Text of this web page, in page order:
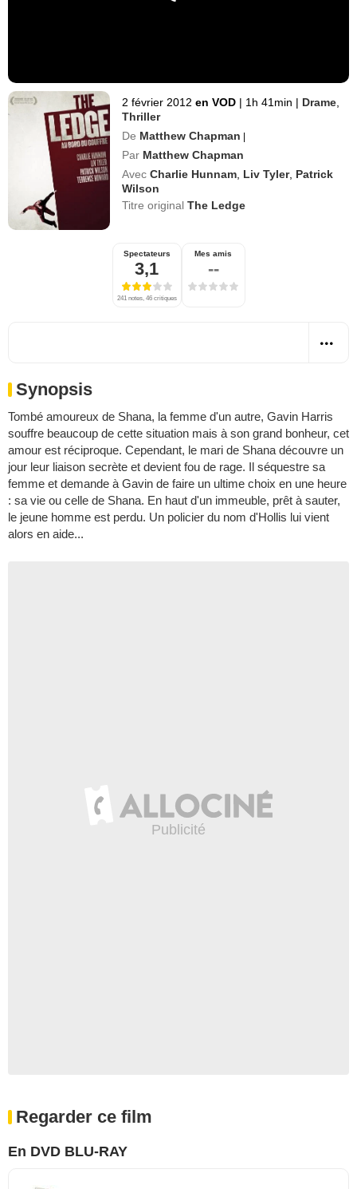
2 février 2012 en VOD | 1h 41min | Drame
Thriller
De Matthew Chapman |
Par Matthew Chapman
Avec Charlie Hunnam Liv Tyler, Patrick
Wilson
Titre originalThe Ledge
Spectateurs
3,1
241 notes, 46 critiques
Mes amis
--
Synopsis
Tombé amoureux de Shana, la femme d'un autre, Gavin Harris
souffre beaucoup de cette situation mais à son grand bonheur, cet
amour est réciproque. Cependant, le mari de Shana découvre un
jour leur liaison secrète et devient fou de rage. Il séquestre sa
femme et demande à Gavin de faire un ultime choix en une heure
: sa vie ou celle de Shana. En haut d'un immeuble, prêt à sauter,
le jeune homme est perdu. Un policier du nom d'Hollis lui vient
alors en aide...
Regarder ce film
En DVD BLU-RAY